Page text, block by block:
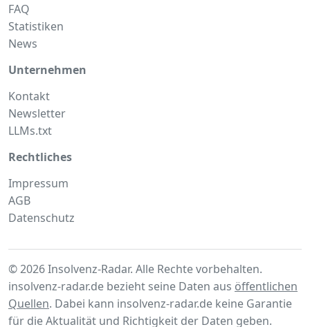
FAQ
Statistiken
News
Unternehmen
Kontakt
Newsletter
LLMs.txt
Rechtliches
Impressum
AGB
Datenschutz
© 2026 Insolvenz-Radar. Alle Rechte vorbehalten.
insolvenz-radar.de bezieht seine Daten aus öffentlichen
Quellen. Dabei kann insolvenz-radar.de keine Garantie
für die Aktualität und Richtigkeit der Daten geben.